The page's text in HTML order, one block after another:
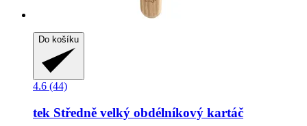
Do košíku
4.6 (44)
tek Středně velký obdélníkový kartáč